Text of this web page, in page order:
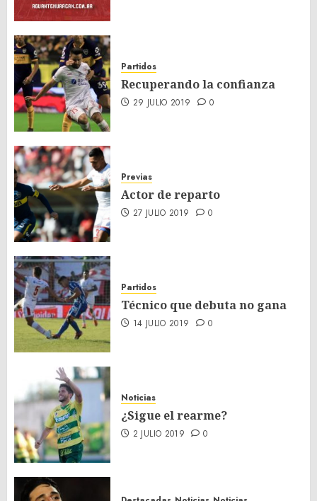
Partidos
Recuperando la confianza
29 JULIO 2019 0
Previas
Actor de reparto
27 JULIO 2019 0
Partidos
Técnico que debuta no gana
14 JULIO 2019 0
Noticias
¿Sigue el rearme?
2 JULIO 2019 0